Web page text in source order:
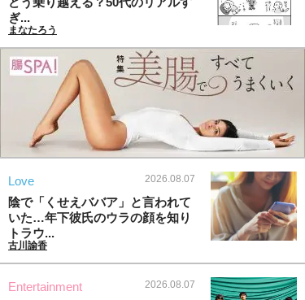
ぎ...
まなたろう
Love 2026.08.07
陰で「くせえババア」と言われて
いた…年下彼氏のウラの顔を知り
トラウ...
古川諭香
Entertainment 2026.08.07